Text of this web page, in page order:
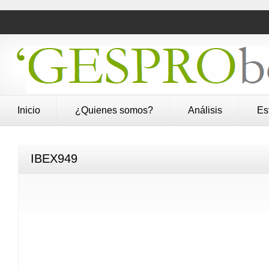
Inicio ¿Quienes somos? Análisis
IBEX949